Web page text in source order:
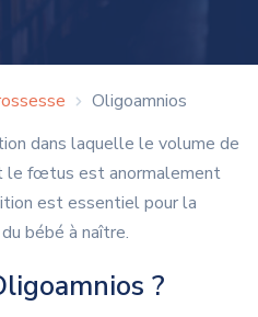
Oligoamnios
dans laquelle le volume de
le fœtus est anormalement
est essentiel pour la
bébé à naître.
?